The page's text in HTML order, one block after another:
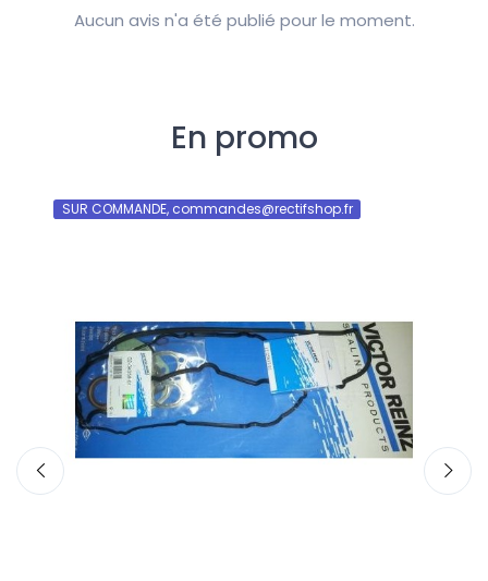
Aucun avis n'a été publié pour le moment.
En promo
SUR COMMANDE, commandes@rectifshop.fr